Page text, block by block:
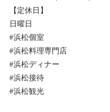
【定休日】
日曜日
#浜松個室
#浜松料理専門店
#浜松ディナー
#浜松接待
#浜松観光